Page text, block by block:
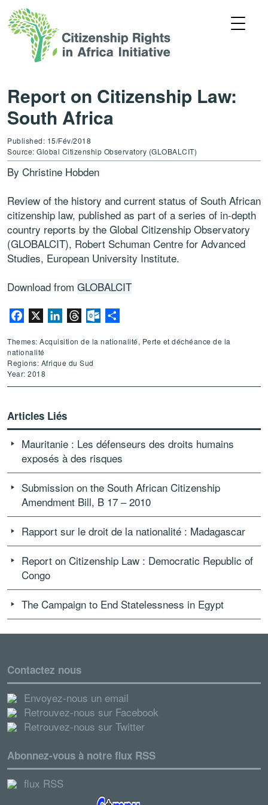
Report on Citizenship Law:
South Africa
Published: 15/Fév/2018
Source: Global Citizenship Observatory (GLOBALCIT)
By Christine Hobden
Review of the history and current status of South African
citizenship law, published as part of a series of in-depth
country reports by the Global Citizenship Observatory
(GLOBALCIT), Robert Schuman Centre for Advanced
Studies, European University Institute.
Download from GLOBALCIT
Facebook LinkedInThreadsOutlook.com
Themes: Acquisition de la nationalité, Perte et déchéance de la
nationalité
Regions: Afrique du Sud
Year: 2018
Articles Liés
Mauritanie : Les défenseurs des droits humains
exposés à des risques
Submission on the South African Citizenship
Amendment Bill, B 17 – 2010
Rapport sur le droit de la nationalité : Madagascar
Report on Citizenship Law : Democratic Republic of
Congo
The Campaign to End Statelessness in Egypt
Contactez nous
Envoyez-nous un email
Retrouvez-nous sur Facebook
Retrouvez-nous sur Twitter
Abonnez-vous à notre flux RSS
flux RSS